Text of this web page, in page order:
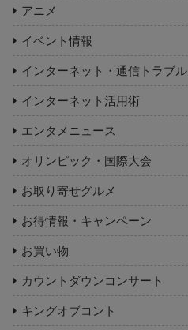
アニメ
イベント情報
インターネット・通信トラブル
インターネット活用術
エンタメニュース
オリンピック・国際大会
お取り寄せグルメ
お得情報・キャンペーン
お買い物
カウントダウンコンサート
キングオブコント